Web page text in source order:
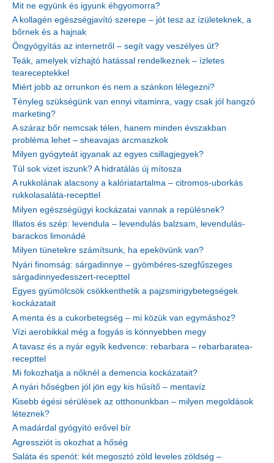
Mit ne együnk és igyunk éhgyomorra?
A kollagén egészségjavító szerepe – jót tesz az ízületeknek, a
bőrnek és a hajnak
Öngyógyítás az internetről – segít vagy veszélyes út?
Teák, amelyek vízhajtó hatással rendelkeznek – ízletes
teareceptekkel
Miért jobb az orrunkon és nem a szánkon lélegezni?
Tényleg szükségünk van ennyi vitaminra, vagy csak jól hangzó
marketing?
A száraz bőr nemcsak télen, hanem minden évszakban
probléma lehet – sheavajas arcmaszkok
Milyen gyógyteát igyanak az egyes csillagjegyek?
Túl sok vizet iszunk? A hidratálás új mítosza
A rukkolának alacsony a kalóriatartalma – citromos-uborkás
rukkolasaláta-recepttel
Milyen egészségügyi kockázatai vannak a repülésnek?
Illatos és szép: levendula – levendulás balzsam, levendulás-
barackos limonádé
Milyen tünetekre számítsunk, ha epekövünk van?
Nyári finomság: sárgadinnye – gyömbéres-szegfűszeges
sárgadinnyedesszert-recepttel
Egyes gyümölcsök csökkenthetik a pajzsmirigybetegségek
kockázatait
A menta és a cukorbetegség – mi közük van egymáshoz?
Vízi aerobikkal még a fogyás is könnyebben megy
A tavasz és a nyár egyik kedvence: rebarbara – rebarbaratea-
recepttel
Mi fokozhatja a nőknél a demencia kockázatait?
A nyári hőségben jól jön egy kis hűsítő – mentavíz
Kisebb égési sérülések az otthonunkban – milyen megoldások
léteznek?
A madárdal gyógyító erővel bír
Agressziót is okozhat a hőség
Saláta és spenót: két megosztó zöld leveles zöldség –